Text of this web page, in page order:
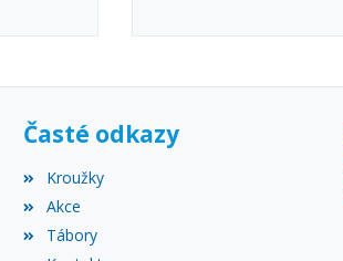
Časté odkazy
Kroužky
Akce
Tábory